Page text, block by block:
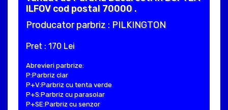
ILFOV cod postal 70000 .
Producator parbriz : PILKINGTON
Pret : 170 Lei
Abrevieri parbrize:
P:Parbriz clar
P+V:Parbriz cu tenta verde
P+S:Parbriz cu parasolar
P+SE:Parbriz cu senzor